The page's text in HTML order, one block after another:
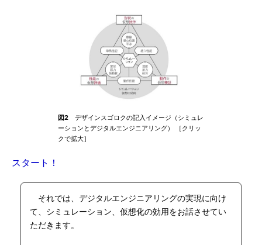
図2 デザインスゴロクの記入イメージ（シミュレ
ーションとデジタルエンジニアリング） ［クリッ
クで拡大］
スタート！
それでは、デジタルエンジニアリングの実現に向け
て、シミュレーション、仮想化の効用をお話させてい
ただきます。